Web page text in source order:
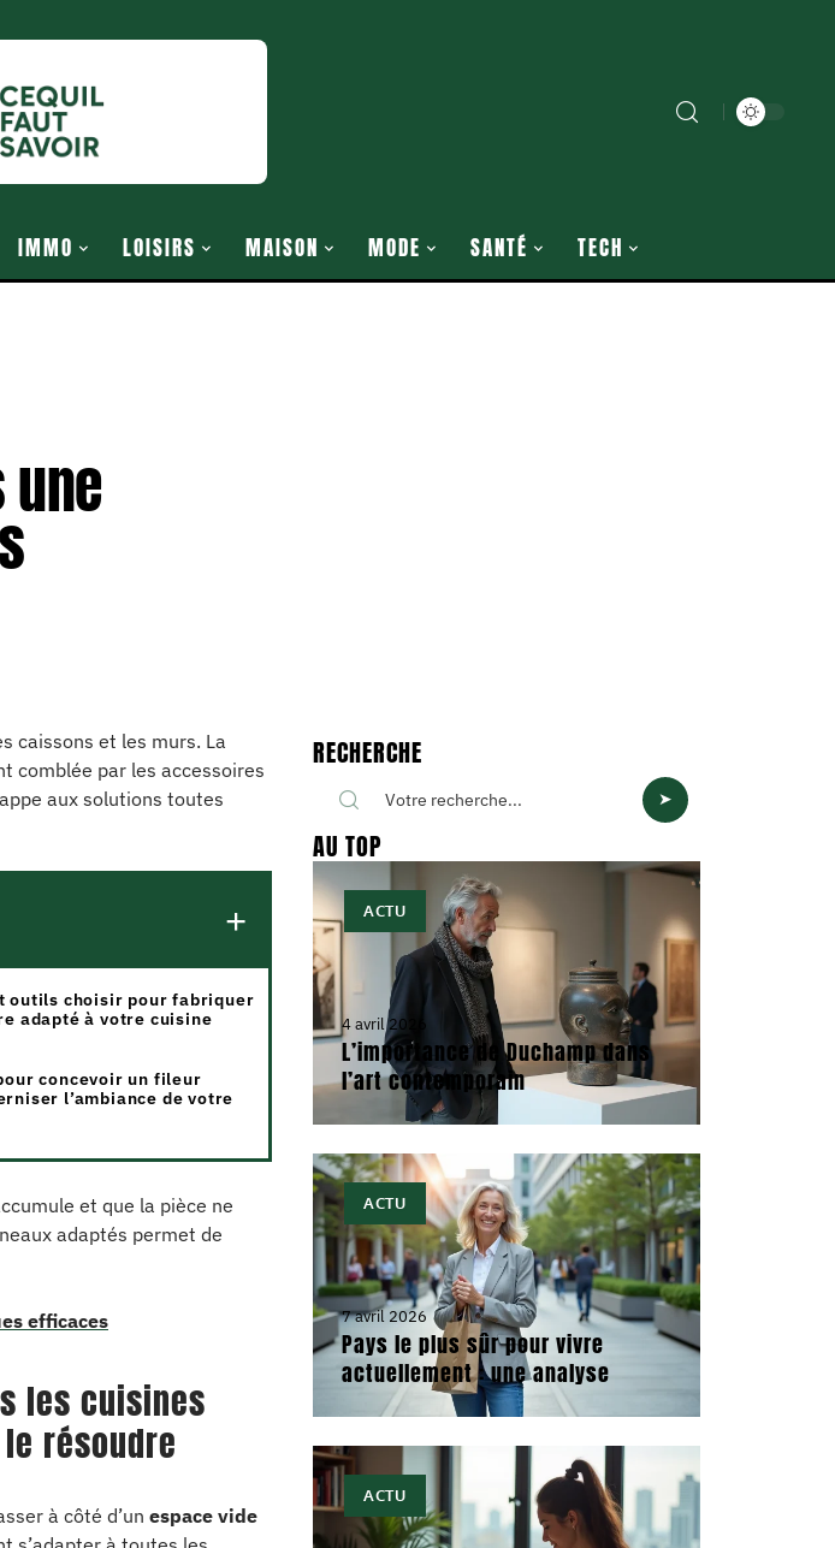
IMMO LOISIRS MAISON MODE SANTÉ TECH
caissons et les murs. La
comblée par les accessoires
aux solutions toutes
outils choisir pour fabriquer
adapté à votre cuisine
concevoir un fileur
l’ambiance de votre
et que la pièce ne
adaptés permet de
efficaces
les cuisines
résoudre
à côté d’un espace vide
RECHERCHE
AU TOP
ACTU
4 avril 2026
L’importance de Duchamp dans
l’art contemporain
ACTU
7 avril 2026
Pays le plus sûr pour vivre
actuellement : une analyse
ACTU